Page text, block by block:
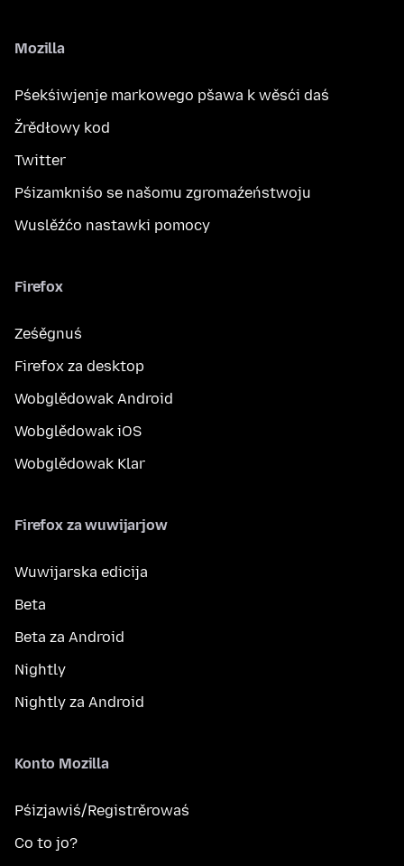
Mozilla
Pśekśiwjenje markowego pšawa k wěsći daś
Žrědłowy kod
Twitter
Pśizamkniśo se našomu zgromaźeństwoju
Wuslěźćo nastawki pomocy
Firefox
Ześěgnuś
Firefox za desktop
Wobglědowak Android
Wobglědowak iOS
Wobglědowak Klar
Firefox za wuwijarjow
Wuwijarska edicija
Beta
Beta za Android
Nightly
Nightly za Android
Konto Mozilla
Pśizjawiś/Registrěrowaś
Co to jo?